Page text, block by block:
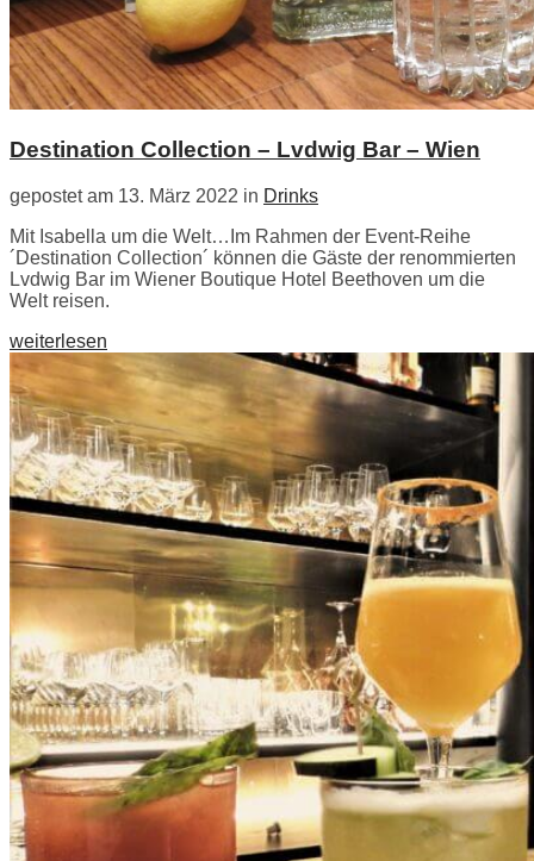
Destination Collection – Lvdwig Bar – Wien
gepostet am 13. März 2022 in Drinks
Mit Isabella um die Welt…Im Rahmen der Event-Reihe
´Destination Collection´ können die Gäste der renommierten
Lvdwig Bar im Wiener Boutique Hotel Beethoven um die
Welt reisen.
weiterlesen